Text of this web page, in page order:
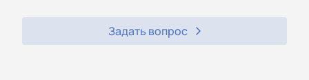
Задать вопрос